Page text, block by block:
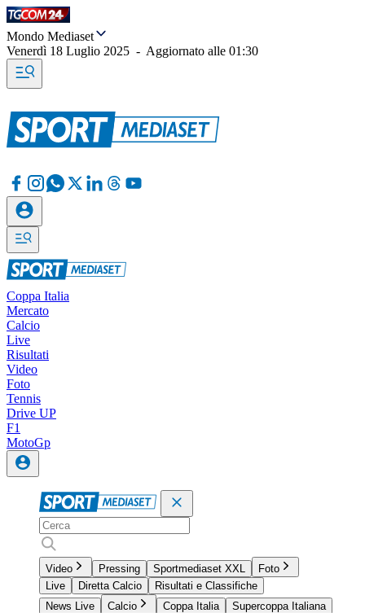
Mondo Mediaset
Venerdì 18 Luglio 2025 - Aggiornato alle 01:30
Coppa Italia
Mercato
Calcio
Live
Risultati
Video
Foto
Tennis
Drive UP
F1
MotoGp
Video Pressing Sportmediaset XXL
Foto
Live
Diretta Calcio
Risultati e Classifiche
News Live
Calcio Coppa Italia
Supercoppa Italiana